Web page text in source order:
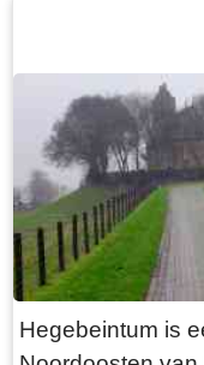
heeft. Grote
der verspreid
explosie heeft
waar. De laatste
was
burgemeester
Rauwerderhem.
staat een eindje
stellen maar toen
Hegebeintum is